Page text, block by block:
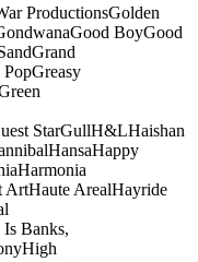
ProductionsGolden
Good BoyGood
Grand
PopGreasy
StarGullH&LHaishan
HansaHappy
Harmonia
ArtHaute ArealHayride
Banks,
High